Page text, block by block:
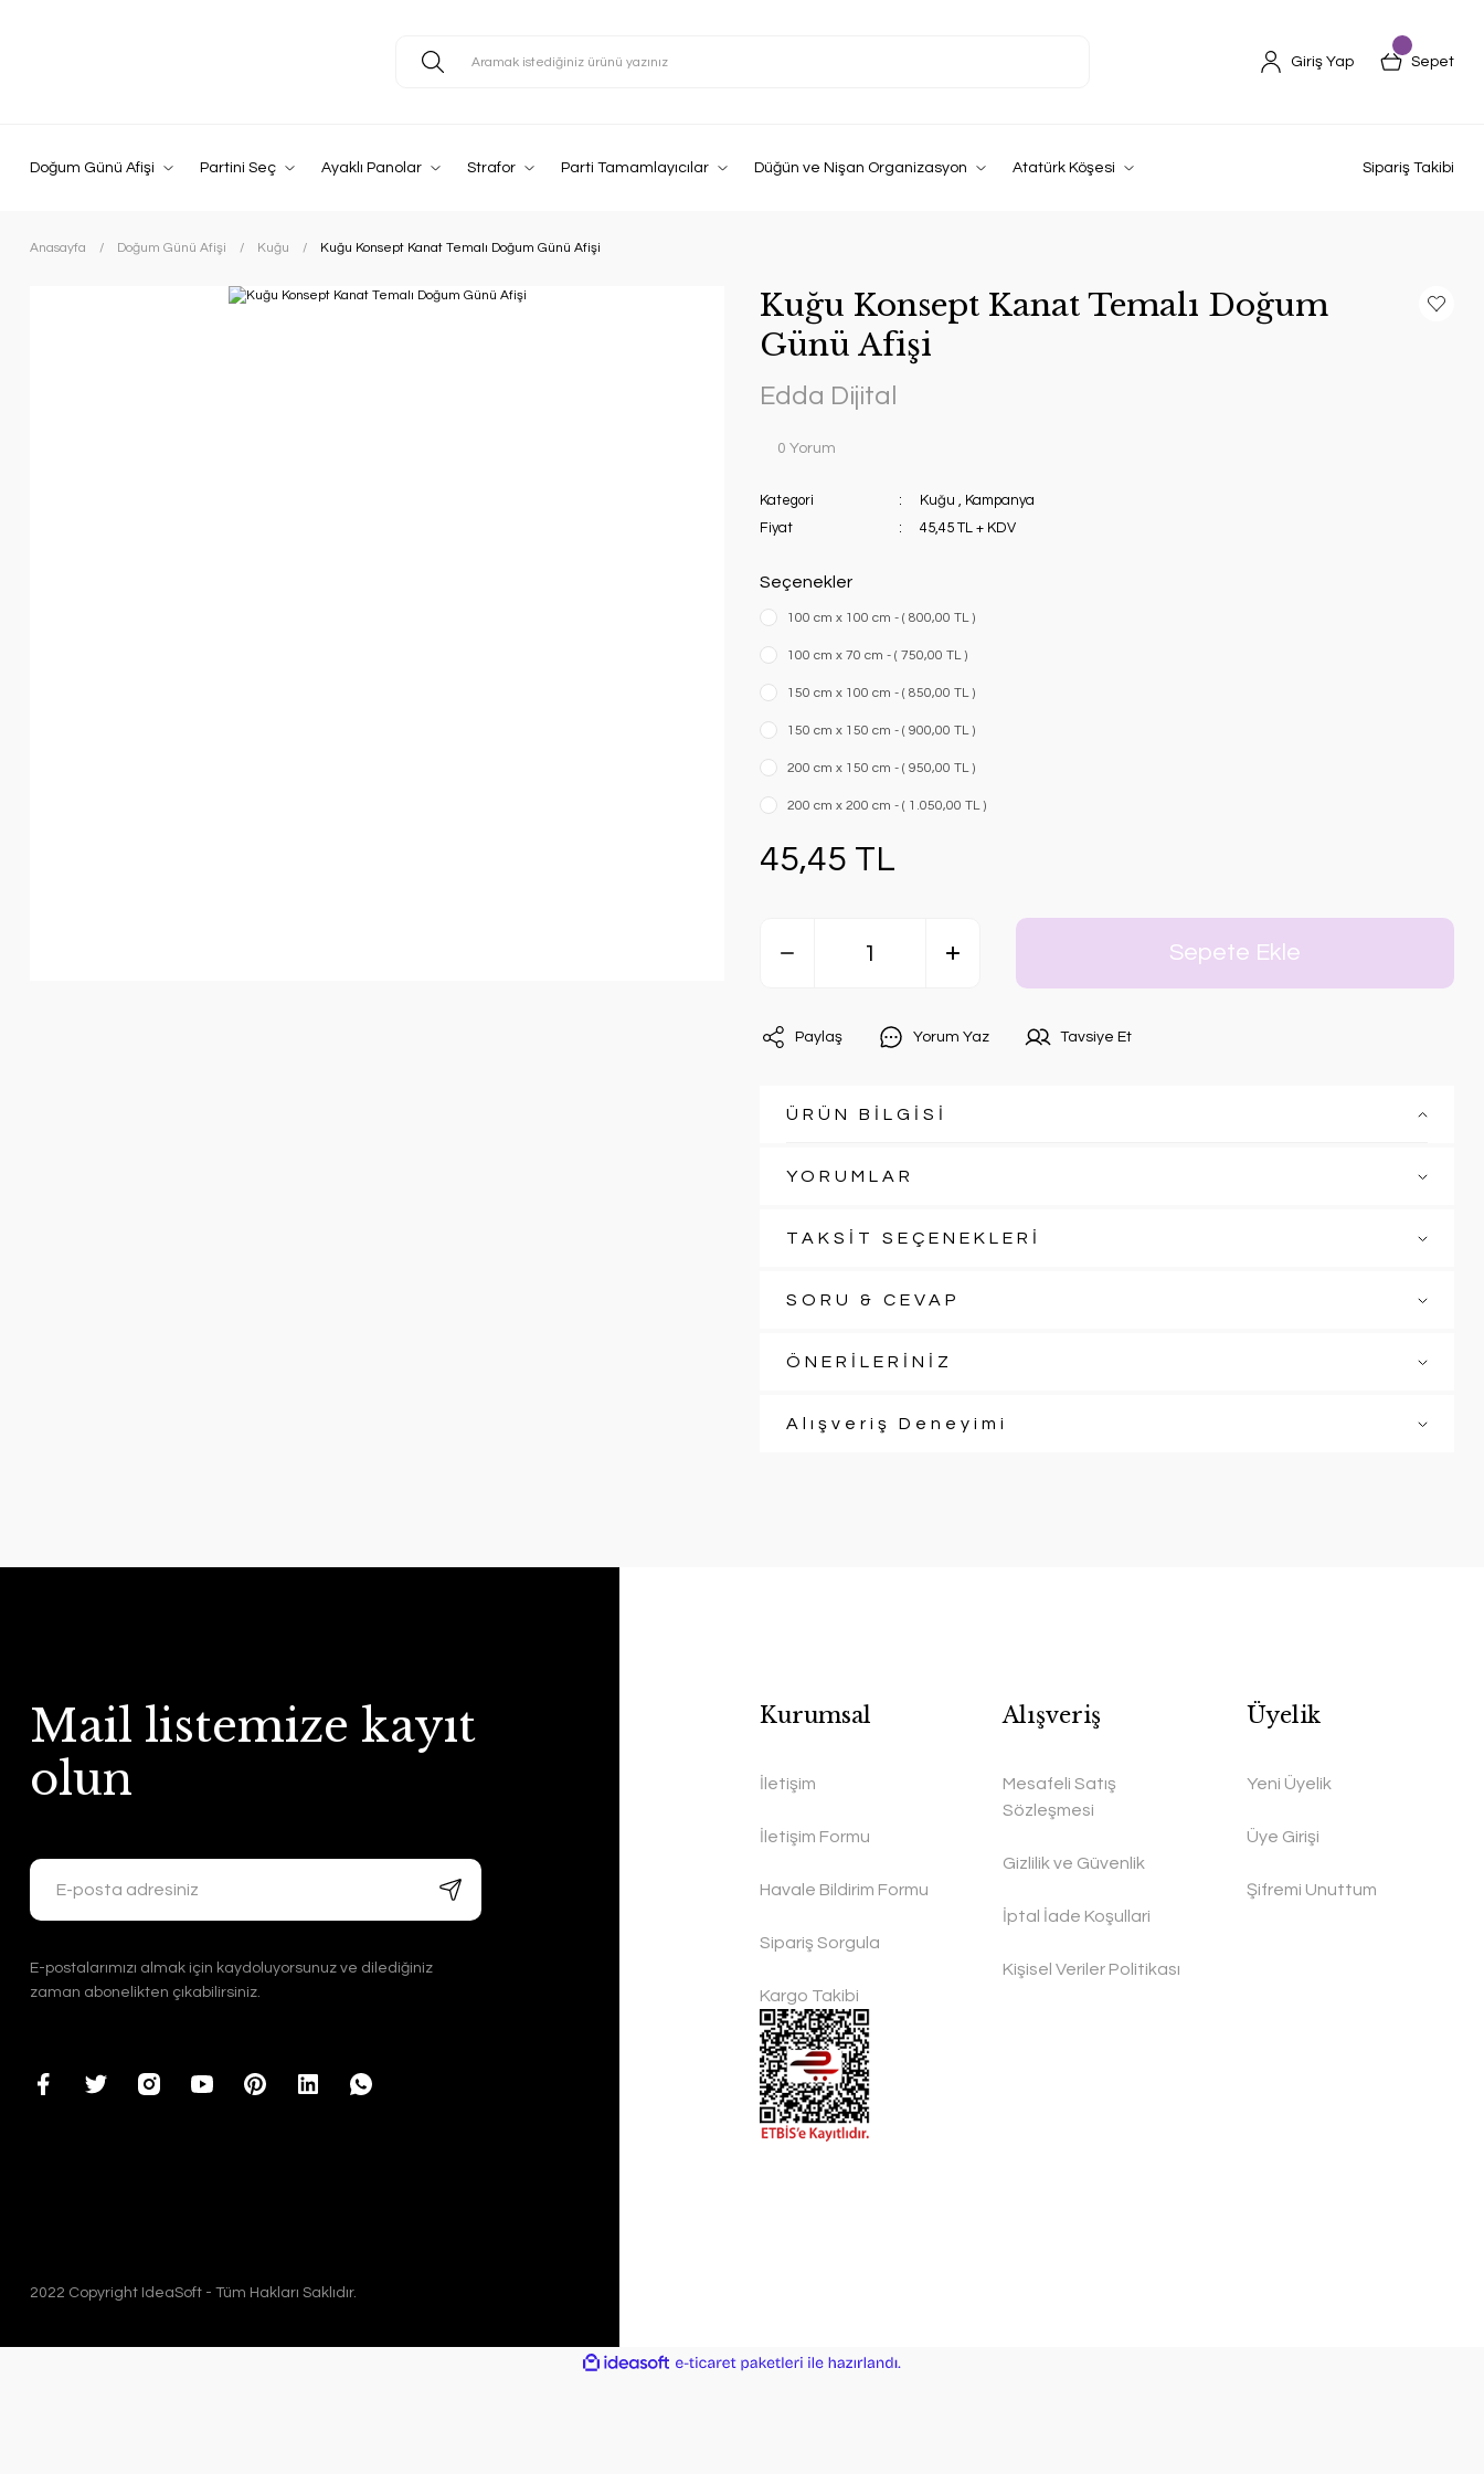
Giriş Yap Sepet
Doğum Günü Afişi Partini Seç Ayaklı Panolar Strafor Parti Tamamlayıcılar Düğün ve Nişan Organizasyon Atatürk Köşesi Sipariş Takibi
Anasayfa Doğum Günü Afişi Kuğu Kuğu Konsept Kanat Temalı Doğum Günü Afişi
Kuğu Konsept Kanat Temalı Doğum
Günü Afişi
Edda Dijital
0 Yorum
Kategori Kuğu , Kampanya
Fiyat
45,45 TL + KDV
Seçenekler
100 cm x 100 cm - ( 800,00 TL )
100 cm x 70 cm - ( 750,00 TL )
150 cm x 100 cm - ( 850,00 TL )
150 cm x 150 cm - ( 900,00 TL )
200 cm x 150 cm - ( 950,00 TL )
200 cm x 200 cm - ( 1.050,00 TL )
45,45 TL
Sepete Ekle
Paylaş Yorum Yaz Tavsiye Et
ÜRÜN BİLGİSİ
YORUMLAR
TAKSİT SEÇENEKLERİ
SORU & CEVAP
ÖNERİLERİNİZ
Alışveriş Deneyimi
Mail listemize kayıt
olun
E-postalarımızı almak için kaydoluyorsunuz ve dilediğiniz
zaman abonelikten çıkabilirsiniz.
Kurumsal
İletişim
İletişim Formu
Havale Bildirim Formu
Sipariş Sorgula
Kargo Takibi
Alışveriş
Mesafeli Satış
Sözleşmesi
Gizlilik ve Güvenlik
İptal İade Koşullari
Kişisel Veriler Politikası
Üyelik
Yeni Üyelik
Üye Girişi
Şifremi Unuttum
2022 Copyright IdeaSoft - Tüm Hakları Saklıdır.
ideasoft
e-